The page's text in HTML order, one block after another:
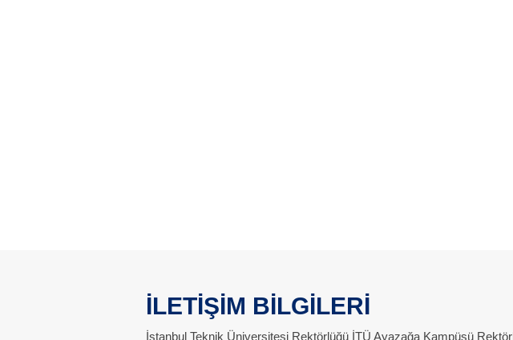
İLETİŞİM BİLGİLERİ
İstanbul Teknik Üniversitesi Rektörlüğü İTÜ Ayazağa Kampüsü